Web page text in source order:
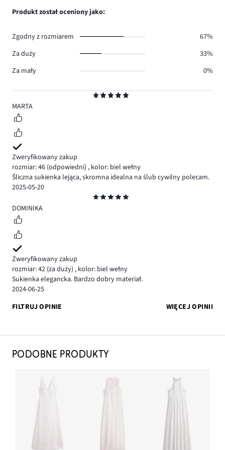
5
MARTA
Zweryfikowany zakup
rozmiar: 46 (odpowiedni) , kolor: biel wełny
Śliczna sukienka lejąca, skromna idealna na ślub cywilny polecam.
2025-05-20
5
DOMINIKA
Zweryfikowany zakup
rozmiar: 42 (za duży) , kolor: biel wełny
Sukienka elegancka. Bardzo dobry materiał.
2024-06-25
FILTRUJ OPINIE
WIĘCEJ OPINII
Produkt został oceniony jako:
Zgodny z rozmiarem
67%
Za duży
33%
Za mały
0%
PODOBNE PRODUKTY